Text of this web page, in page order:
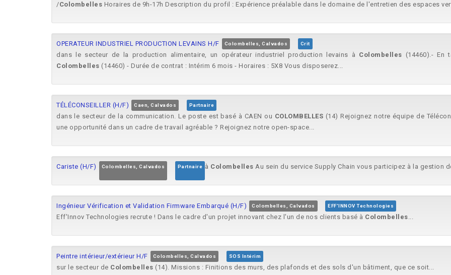
/Colombelles Horaires de 9h-17h Description du profil : Expérience préalable dans le domaine de l'entretien des espaces
OPERATEUR INDUSTRIEL PRODUCTION LEVAINS H/F Colombelles, Calvados Crit
dans le secteur de la production alimentaire, un opérateur industriel production levains à Colombelles (14460).- En
Colombelles (14460) - Durée de contrat : Intérim 6 mois - Horaires : 5X8 Vous disposerez...
TÉLÉCONSEILLER (H/F) Caen, Calvados Partnaire
dans le secteur de la communication. Le poste est basé à CAEN ou COLOMBELLES (14) Rejoignez notre équipe de
une opportunité dans un cadre de travail agréable ? Rejoignez notre open-space...
Cariste (H/F) Colombelles, Calvados Partnaire à Colombelles Au sein du service Supply Chain vous participez à la gestion
Ingénieur Vérification et Validation Firmware Embarqué (H/F) Colombelles, Calvados EFF'INNOV Technologies
Eff'Innov Technologies recrute ! Dans le cadre d'un projet innovant chez l'un de nos clients basé à Colombelles...
Peintre intérieur/extérieur H/F Colombelles, Calvados SOS Intérim
sur le secteur de Colombelles (14). Missions : Finitions des murs, des plafonds et des sols d'un bâtiment, que ce soit...